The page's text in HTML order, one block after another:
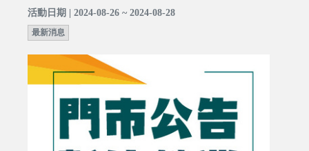
活動日期 | 2024-08-26 ~ 2024-08-28
最新消息